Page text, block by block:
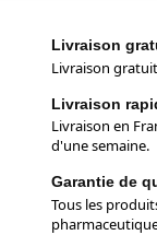
Livraison
Livraison
Livraison
Livraison en
d'une semaine.
Garantie de
Tous les